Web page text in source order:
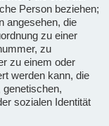
Person beziehen;
angesehen, die
zu einer
zu
zu einem oder
werden kann, die
sozialen Identität